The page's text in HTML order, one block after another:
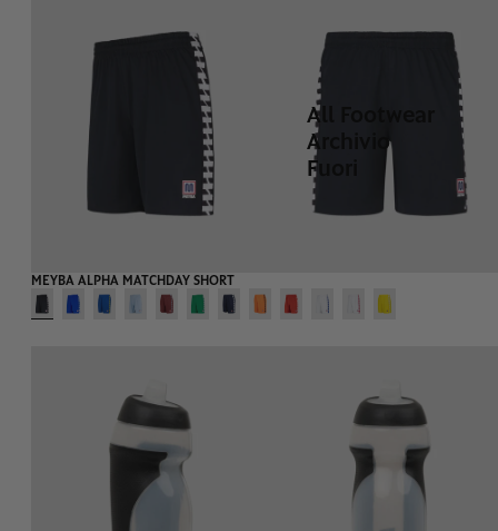
All Footwear
Archivio
Fuori
MEYBA ALPHA MATCHDAY SHORT